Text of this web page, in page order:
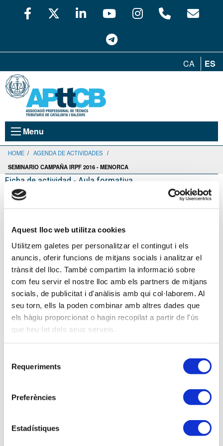
Aquest lloc web utilitza cookies
Utilitzem galetes per personalitzar el contingut i els
anuncis, oferir funcions de mitjans socials i analitzar el
trànsit del lloc. També compartim la informació sobre
com feu servir el nostre lloc amb els partners de mitjans
socials, de publicitat i d'anàlisis amb qui col·laborem. Al
seu torn, ells la poden combinar amb altres dades que
els hàgiu proporcionat o hagin recopilat a partir de l'ús
que heu fet dels seus serveis.
Requeriments
Preferències
Estadístiques
CA ES
Menu
HOME / AGENDA DE ACTIVIDADES /
SEMINARIO CAMPAÑA IRPF 2016 - MENORCA
Ficha de actividad - Aula formativa
Seminario CAMPAÑA IRPF 2016 -
08-05-2017
De 9 a 13 hores.
Seu del CERCLE ARTISTIS de Ciutadella ( Plaça
del Born, 9 – Ciutadella)
Con inscripción de pago
Modalidad sense definir
No asociado:100,00 €
Ponentes
Formentera.